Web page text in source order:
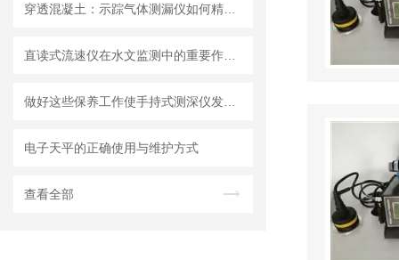
电子天平的正确使用与维护方式
查看全部